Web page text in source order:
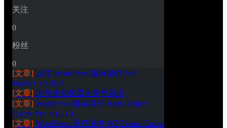
关注
0
粉丝
0
[文章] 最佳 WordPress 缓存插件 WP
Rocket_v3.20.3
[文章] 闲鱼免费领取闲鱼号装扮
[文章] WordPress 缓存插件 Redis Object
Cache Pro_v1.23.1
[文章] WordPress 缓存插件 WP Fastest Cache